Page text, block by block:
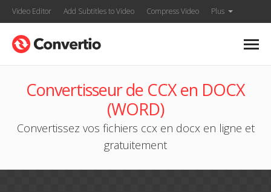
Video Editor Add Subtitles to Video Compress Video Plus
Convertisseur de CCX en DOCX
(WORD)
Convertissez vos fichiers ccx en docx en ligne et
gratuitement